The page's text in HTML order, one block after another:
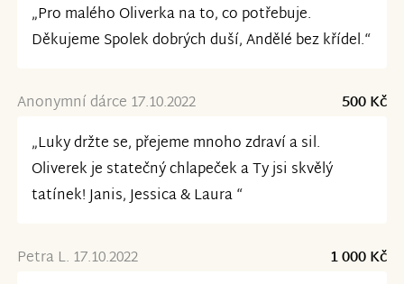
„Pro malého Oliverka na to, co potřebuje.
Děkujeme Spolek dobrých duší, Andělé bez křídel.“
Anonymní dárce 17.10.2022
500 Kč
„Luky držte se, přejeme mnoho zdraví a sil.
Oliverek je statečný chlapeček a Ty jsi skvělý
tatínek! Janis, Jessica & Laura “
Petra L. 17.10.2022
1 000 Kč